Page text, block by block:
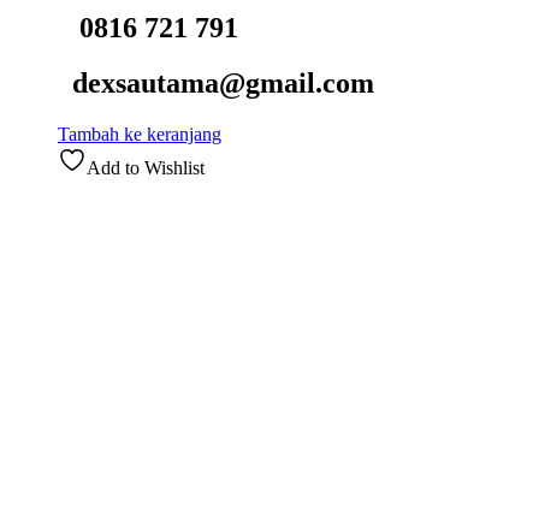
0816 721 791
dexsautama@gmail.com
Tambah ke keranjang
Add to Wishlist